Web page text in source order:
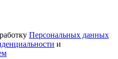
Персональных данных
и